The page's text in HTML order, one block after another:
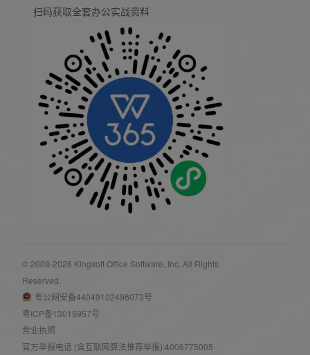
扫码获取全套办公实战资料
© 2008-2026 Kingsoft Office Software, Inc. All Rights
Reserved.
营业执照
官方举报电话 (含互联网算法推荐举报):4006775005